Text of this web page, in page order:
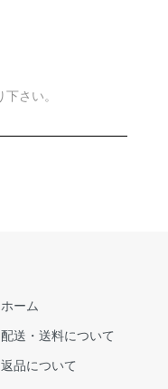
さい。
ホーム
配送・送料について
返品について